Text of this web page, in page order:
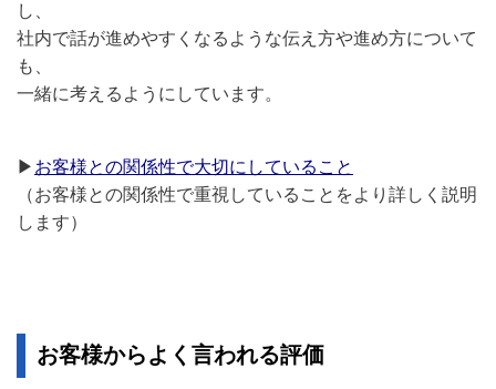
し、
社内で話が進めやすくなるような伝え方や進め方について
も、
一緒に考えるようにしています。
▶ お客様との関係性で大切にしていること
（お客様との関係性で重視していることをより詳しく説明
します）
お客様からよく言われる評価